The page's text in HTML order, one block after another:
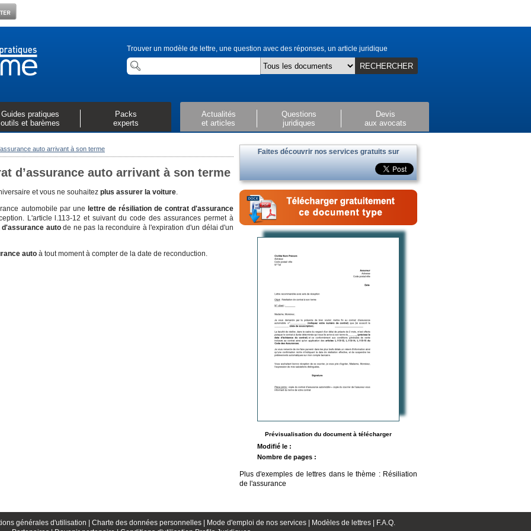
Trouver un modèle de lettre, une question avec des réponses, un article juridique
RECHERCHER
Guides pratiques
outils et barèmes
Packs
experts
Actualités
et articles
Questions
juridiques
Devis
aux avocats
auto arrivant à son terme
d’assurance auto arrivant à son terme
et vous ne souhaitez plus assurer la voiture.
automobile par une lettre de résiliation de contrat d'assurance
L'article l.113-12 et suivant du code des assurances permet à
d'assurance autode ne pas la reconduire à l'expiration d'un délai d'un
auto à tout moment à compter de la date de reconduction.
Faites découvrir nos services gratuits sur
Prévisualisation du document à télécharger
Modifié le :
Nombre de pages :
Plus d'exemples de lettres dans le thème : Résiliation
de l'assurance
générales d'utilisation | Charte des données personnelles | Mode d'emploi de nos services | Modèles de lettres |
F.A.Q.